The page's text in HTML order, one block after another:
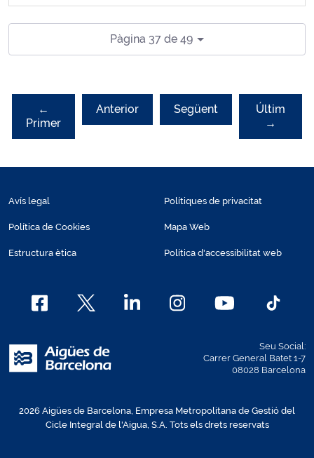
Pàgina 37 de 49
←
Primer
Anterior Següent
Últim
→
Avís legal
Política de Cookies
Estructura ètica
Polítiques de privacitat
Mapa Web
Política d'accessibilitat web
Seu Social:
Carrer General Batet 1-7
08028 Barcelona
2026 Aigües de Barcelona, Empresa Metropolitana de Gestió del
Cicle Integral de l'Aigua, S.A. Tots els drets reservats